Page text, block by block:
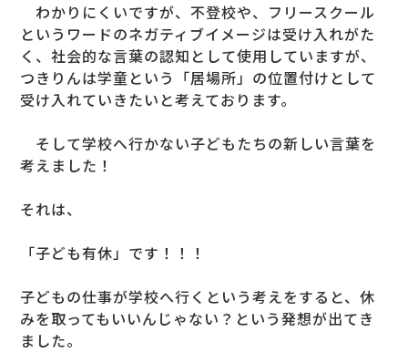
わかりにくいですが、不登校や、フリースクール
というワードのネガティブイメージは受け入れがた
く、社会的な言葉の認知として使用していますが、
つきりんは学童という「居場所」の位置付けとして
受け入れていきたいと考えております。
そして学校へ行かない子どもたちの新しい言葉を
考えました！
それは、
「子ども有休」です！！！
子どもの仕事が学校へ行くという考えをすると、休
みを取ってもいいんじゃない？という発想が出てき
ました。